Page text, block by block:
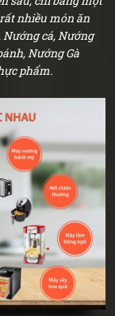
nhiều món ăn
cá, Nướng
Nướng Gà
phẩm.